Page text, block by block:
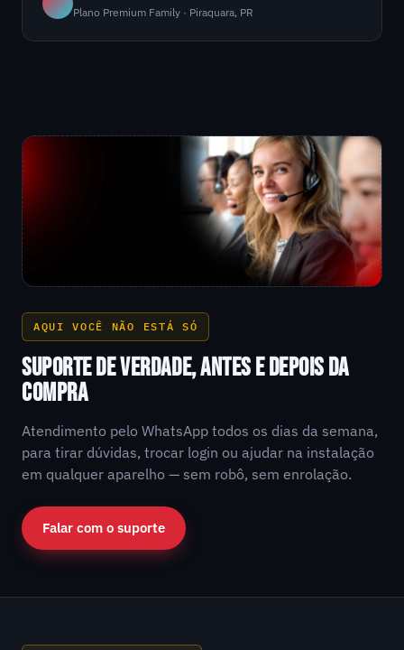
Plano Premium Family · Piraquara, PR
AQUI VOCÊ NÃO ESTÁ SÓ
SUPORTE DE VERDADE, ANTES E DEPOIS DA
COMPRA
Atendimento pelo WhatsApp todos os dias da semana,
para tirar dúvidas, trocar login ou ajudar na instalação
em qualquer aparelho — sem robô, sem enrolação.
Falar com o suporte